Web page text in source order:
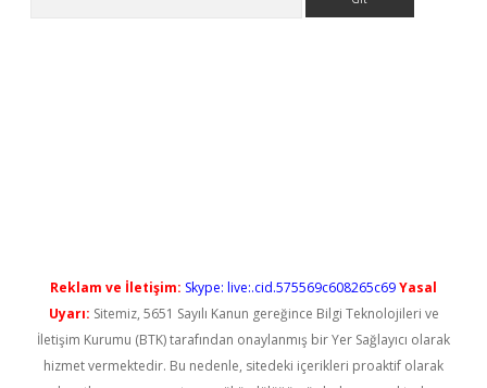
Reklam ve İletişim: Skype: live:.cid.575569c608265c69Yasal
Uyarı: Sitemiz, 5651 Sayılı Kanun gereğince Bilgi Teknolojileri ve
İletişim Kurumu (BTK) tarafından onaylanmış bir Yer Sağlayıcı olarak
hizmet vermektedir. Bu nedenle, sitedeki içerikleri proaktif olarak